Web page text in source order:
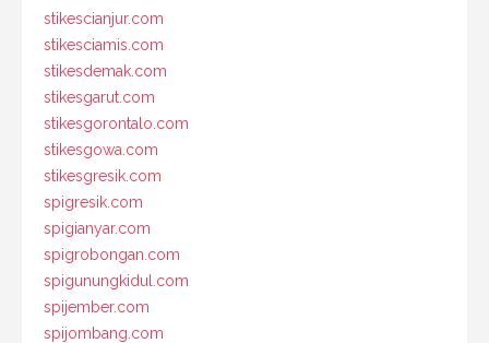
stikescianjur.com
stikesciamis.com
stikesdemak.com
stikesgarut.com
stikesgorontalo.com
stikesgowa.com
stikesgresik.com
spigresik.com
spigianyar.com
spigrobongan.com
spigunungkidul.com
spijember.com
spijombang.com